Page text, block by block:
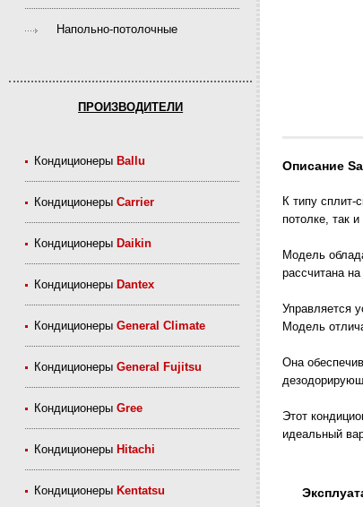
Напольно-потолочные
ПРОИЗВОДИТЕЛИ
Кондиционеры Ballu
КондиционерыCarrier
Кондиционеры Daikin
Кондиционеры Dantex
КондиционерыGeneral Climate
КондиционерыGeneral Fujitsu
КондиционерыGree
Кондиционеры Hitachi
Кондиционеры Kentatsu
Описание
К типу сплит-
потолке, так и
Модель
рассчитана
Управляется
Модель
Она
Этот
идеальный